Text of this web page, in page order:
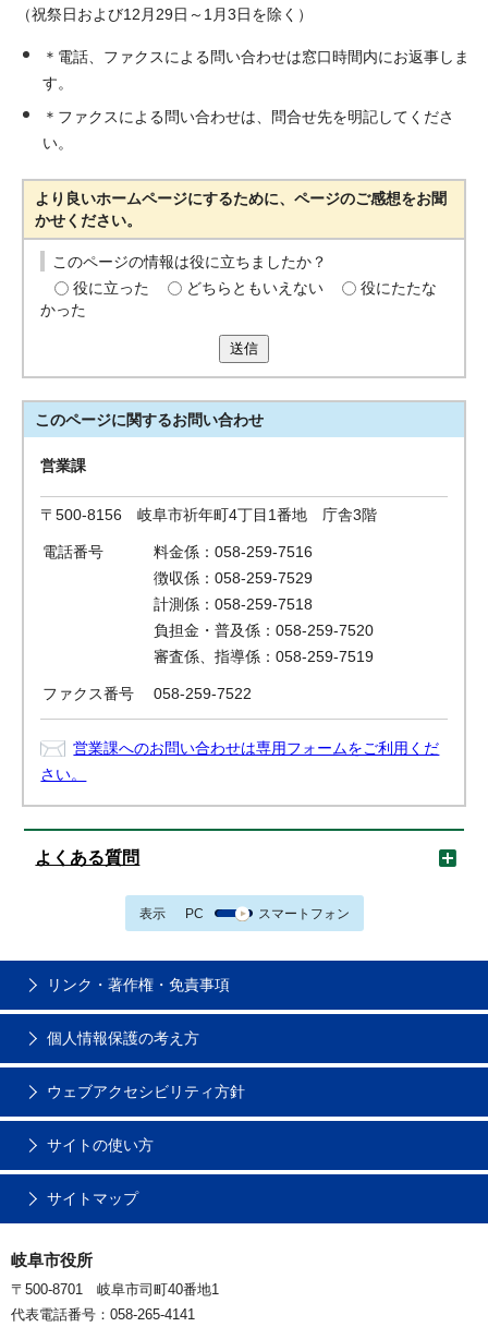
（祝祭日および12月29日～1月3日を除く）
＊電話、ファクスによる問い合わせは窓口時間内にお返事しま
す。
＊ファクスによる問い合わせは、問合せ先を明記してくださ
い。
より良いホームページにするために、ページのご感想をお聞
かせください。
このページの情報は役に立ちましたか？
役に立った
どちらともいえない
役にたたな
かった
送信
このページに関するお問い合わせ
営業課
〒500-8156 岐阜市祈年町4丁目1番地 庁舎3階
電話番号
料金係：058-259-7516
徴収係：058-259-7529
計測係：058-259-7518
負担金・普及係：058-259-7520
審査係、指導係：058-259-7519
ファクス番号 058-259-7522
営業課へのお問い合わせは専用フォームをご利用くだ
さい。
よくある質問
表示 PC スマートフォン
リンク・著作権・免責事項
個人情報保護の考え方
ウェブアクセシビリティ方針
サイトの使い方
サイトマップ
岐阜市役所
〒500-8701 岐阜市司町40番地1
代表電話番号：058-265-4141